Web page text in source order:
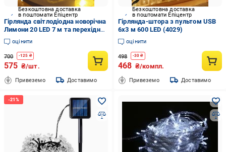
Безкоштовна доставка
в поштомати Епіцентр
Гірлянда світлодіодна новорічна
Лимони 20 LED 7 м та перехідник
220V IP44 Теплий білий
оцінити
700 -125 ₴
575 ₴/шт.
Привеземо Доставимо
Безкоштовна доставка
в поштомати Епіцентр
Гірлянда-штора з пультом USB
6x3 м 600 LED (4029)
оцінити
498 -30 ₴
468 ₴/компл.
Привеземо Доставимо